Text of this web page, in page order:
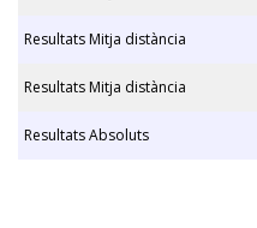
Resultats Mitja distància
Resultats Mitja distància
Resultats Absoluts